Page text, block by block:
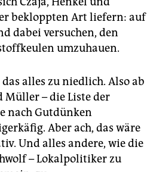
bekloppten Art liefern: auf
dabei versuchen, den
umzuhauen.
alles zu niedlich. Also ab
Müller – die Liste der
nach Gutdünken
Aber ach, das wäre
Und alles andere, wie die
– Lokalpolitiker zu